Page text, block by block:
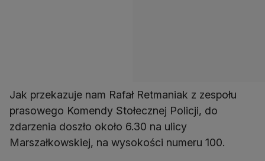
Jak przekazuje nam Rafał Retmaniak z zespołu
prasowego Komendy Stołecznej Policji, do
zdarzenia doszło około 6.30 na ulicy
Marszałkowskiej, na wysokości numeru 100.